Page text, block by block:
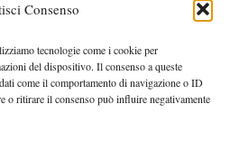
Consenso
tecnologie come i cookie per
del dispositivo. Il consenso a queste
come il comportamento di navigazione o ID
o ritirare il consenso può influire negativamente
al territorio
DIRETTORE
riconoscibili
PRESIDENTE
futuro insieme